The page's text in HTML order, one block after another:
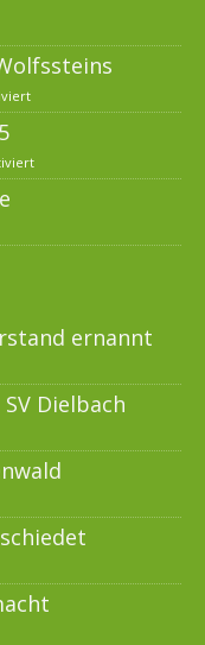
ernannt
Dielbach